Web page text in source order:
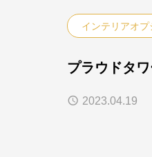
インテリアオプ
プラウドタ
2023.04.19